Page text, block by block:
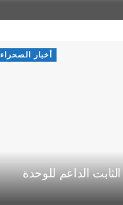
أخبار الصحراء
الداعم للوحدة